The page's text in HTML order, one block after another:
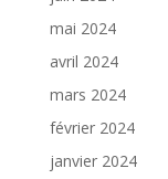
mai 2024
avril 2024
mars 2024
février 2024
janvier 2024